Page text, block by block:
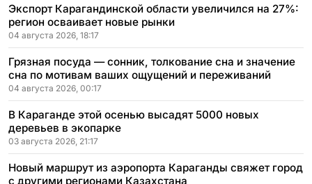
Экспорт Карагандинской области увеличился на 27%:
регион осваивает новые рынки
04 августа 2026, 18:17
Грязная посуда — сонник, толкование сна и значение
сна по мотивам ваших ощущений и переживаний
04 августа 2026, 00:17
В Караганде этой осенью высадят 5000 новых
деревьев в экопарке
03 августа 2026, 21:17
Новый маршрут из аэропорта Караганды свяжет город
с другими регионами Казахстана